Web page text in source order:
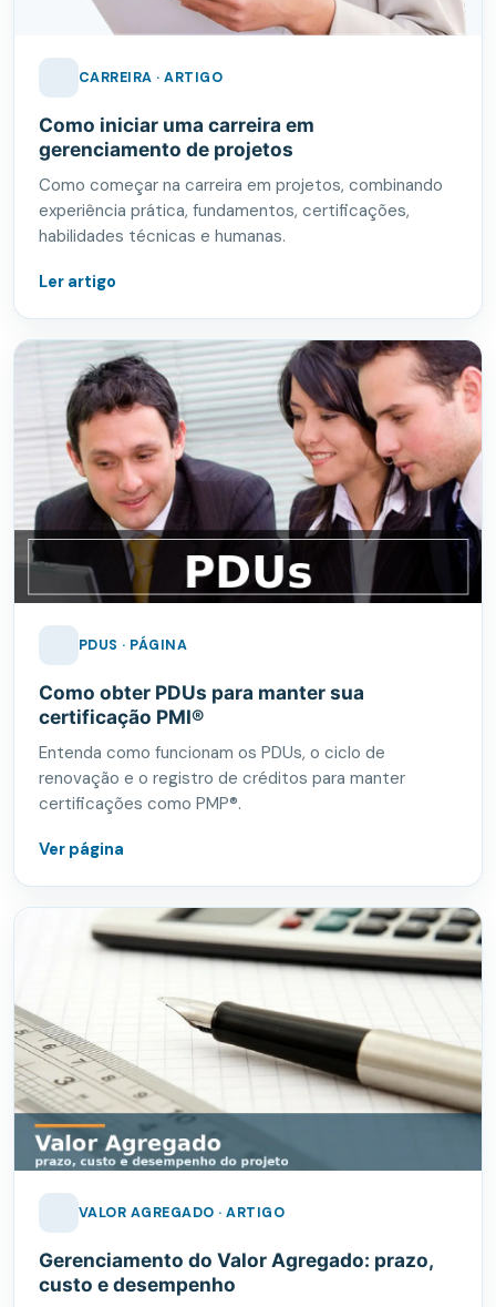
CARREIRA · ARTIGO
Como iniciar uma carreira em
gerenciamento de projetos
Como começar na carreira em projetos, combinando
experiência prática, fundamentos, certificações,
habilidades técnicas e humanas.
Ler artigo
PDUS · PÁGINA
Como obter PDUs para manter sua
certificação PMI®
Entenda como funcionam os PDUs, o ciclo de
renovação e o registro de créditos para manter
certificações como PMP®.
Ver página
VALOR AGREGADO · ARTIGO
Gerenciamento do Valor Agregado: prazo,
custo e desempenho